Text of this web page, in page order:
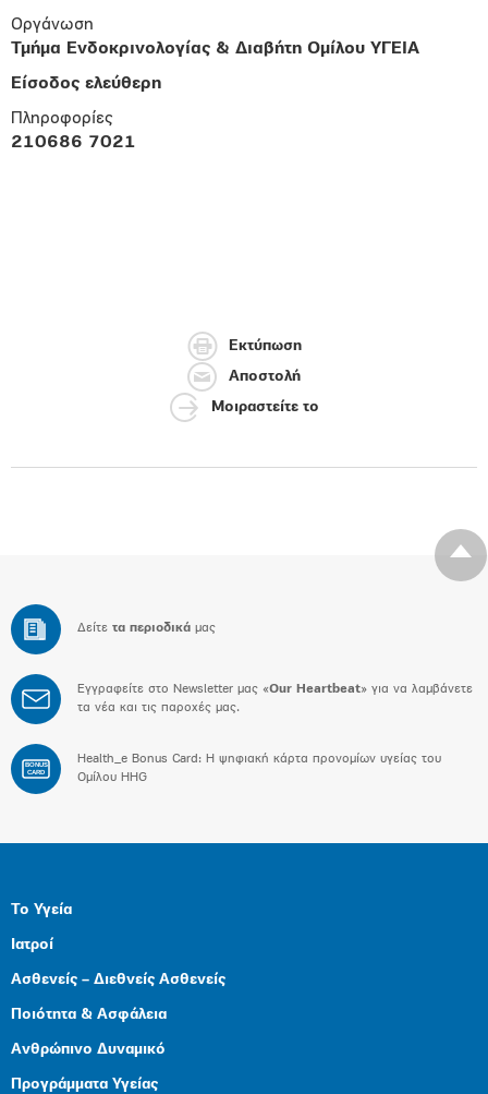
Οργάνωση
Τμήμα Ενδοκρινολογίας & Διαβήτη Ομίλου ΥΓΕΙΑ
Είσοδος ελεύθερη
Πληροφορίες
210686 7021
Εκτύπωση
Αποστολή
Μοιραστείτε το
Δείτε τα περιοδικά μας
Εγγραφείτε στο Newsletter μας «Our Heartbeat» για να λαμβάνετε
τα νέα και τις παροχές μας.
BONUS
CARD
Health_e Bonus Card: H ψηφιακή κάρτα προνομίων υγείας του
Ομίλου HHG
Το Υγεία
Ιατροί
Ασθενείς – Διεθνείς Ασθενείς
Ποιότητα & Ασφάλεια
Ανθρώπινο Δυναμικό
Προγράμματα Υγείας